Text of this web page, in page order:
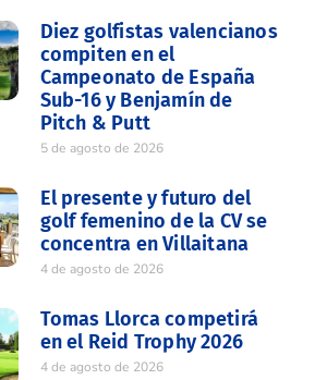
Diez golfistas valencianos
compiten en el
Campeonato de España
Sub-16 y Benjamín de
Pitch & Putt
5 de agosto de 2026
El presente y futuro del
golf femenino de la CV se
concentra en Villaitana
4 de agosto de 2026
Tomas Llorca competirá
en el Reid Trophy 2026
4 de agosto de 2026